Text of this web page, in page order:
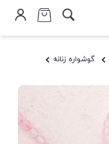
گوشواره زنانه